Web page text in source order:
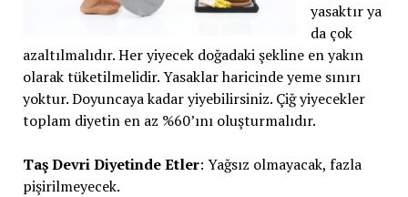
yasaktır ya
da çok
azaltılmalıdır. Her yiyecek doğadaki şekline en yakın
olarak tüketilmelidir. Yasaklar haricinde yeme sınırı
yoktur. Doyuncaya kadar yiyebilirsiniz. Çiğ yiyecekler
toplam diyetin en az %60’ını oluşturmalıdır.
Taş Devri Diyetinde Etler: Yağsız olmayacak, fazla
pişirilmeyecek.